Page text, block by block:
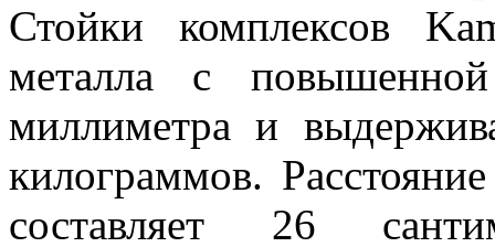
Стойки комплексов
металла с
миллиметра и
килограммов.
составляет 26